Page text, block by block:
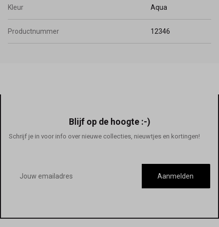
Kleur Aqua
Productnummer 12346
Blijf op de hoogte :-)
Schrijf je in voor info over nieuwe collecties, nieuwtjes en kortingen!
mailadres
Aanmelden